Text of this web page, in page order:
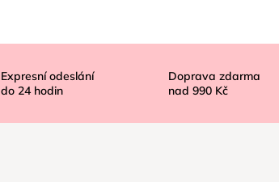
Expresní odeslání
do 24hodin
Doprava zdarma
nad 990 Kč